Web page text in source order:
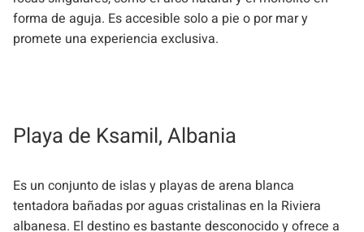
forma de aguja. Es accesible solo a pie o por mar y
promete una experiencia exclusiva.
Playa de Ksamil, Albania
Es un conjunto de islas y playas de arena blanca
tentadora bañadas por aguas cristalinas en la Riviera
albanesa. El destino es bastante desconocido y ofrece a